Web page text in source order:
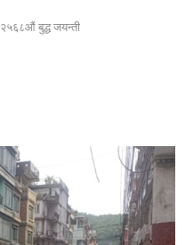
२५६८औं बुद्ध जयन्ती